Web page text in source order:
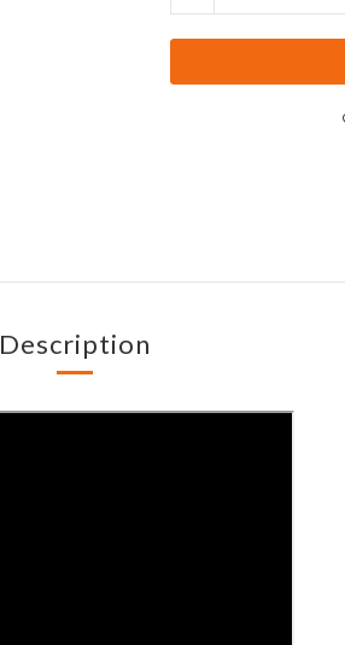
Description